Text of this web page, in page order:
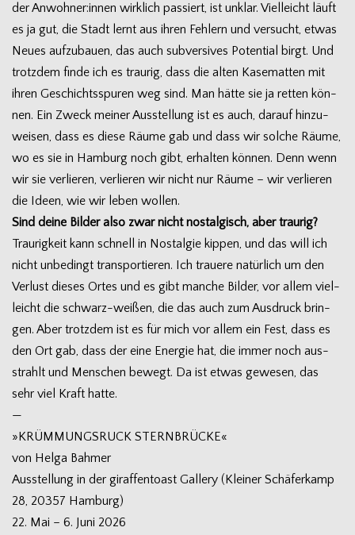
der Anwohner:innen wirk­lich pas­siert, ist unklar. Viel­leicht läuft
es ja gut, die Stadt lernt aus ihren Feh­lern und ver­sucht, etwas
Neues auf­zu­bauen, das auch sub­ver­si­ves Poten­tial birgt. Und
trotz­dem finde ich es trau­rig, dass die alten Kase­mat­ten mit
ihren Geschichts­spu­ren weg sind. Man hätte sie ja ret­ten kön­
nen. Ein Zweck mei­ner Aus­stel­lung ist es auch, dar­auf hin­zu­
wei­sen, dass es diese Räume gab und dass wir sol­che Räume,
wo es sie in Ham­burg noch gibt, erhal­ten kön­nen. Denn wenn
wir sie ver­lie­ren, ver­lie­ren wir nicht nur Räume – wir ver­lie­ren
die Ideen, wie wir leben wollen.
Sind deine Bil­der also zwar nicht nost­al­gisch, aber traurig?
Trau­rig­keit kann schnell in Nost­al­gie kip­pen, und das will ich
nicht unbe­dingt trans­por­tie­ren. Ich trauere natür­lich um den
Ver­lust die­ses Ortes und es gibt man­che Bil­der, vor allem viel­
leicht die schwarz-weißen, die das auch zum Aus­druck brin­
gen. Aber trotz­dem ist es für mich vor allem ein Fest, dass es
den Ort gab, dass der eine Ener­gie hat, die immer noch aus­
strahlt und Men­schen bewegt. Da ist etwas gewe­sen, das
sehr viel Kraft hatte.
—
»KRÜMMUNGSRUCK STERNBRÜCKE«
von Helga Bah­mer
Aus­stel­lung in der giraf­fen­toast Gal­lery (Klei­ner Schä­fer­kamp
28, 20357 Ham­burg)
22. Mai – 6. Juni 2026